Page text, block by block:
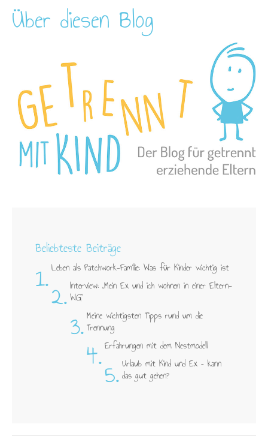
Über diesen Blog
Beliebteste Beiträge
1. Leben als Patchwork-Familie: Was für Kinder wichtig ist
2. Interview: „Mein Ex und ich wohnen in einer Eltern-
WG"
3. Meine wichtigsten Tipps rund um die
Trennung
4. Erfahrungen mit dem Nestmodell
5. Urlaub mit Kind und Ex – kann
das gut gehen?